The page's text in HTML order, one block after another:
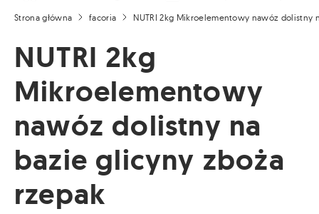
Strona główna facoria NUTRI 2kg Mikroelementowy nawóz dolistny
NUTRI 2kg
Mikroelementowy
nawóz dolistny na
bazie glicyny zboża
rzepak